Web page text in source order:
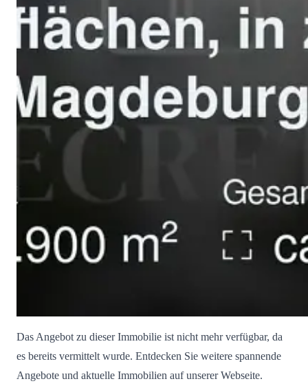
Das Angebot zu dieser Immobilie ist nicht mehr verfügbar, da
es bereits vermittelt wurde. Entdecken Sie weitere spannende
Angebote und aktuelle Immobilien auf unserer Webseite.